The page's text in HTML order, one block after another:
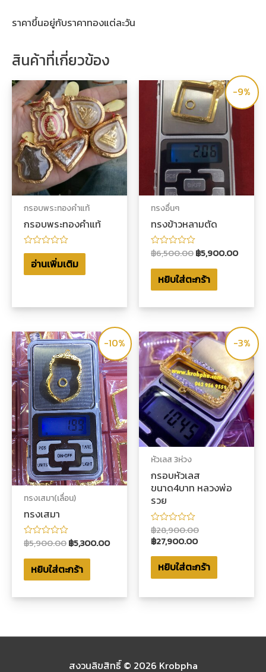
ราคาขึ้นอยู่กับราคาทองแต่ละวัน
สินค้าที่เกี่ยวข้อง
กรอบพระทองคำแท้
กรอบพระทองคำแท้
ให้
คะแนน
ตั้งแต่
อ่านเพิ่มเติม
-9%
ทรงอื่นๆ
ทรงข้าวหลามตัด
ให้
0
ตั้งแต่
฿6,500.00฿5,900.00
หยิบใส่ตะกร้า
-10%
ทรงเสมา(เลื่อน)
ทรงเสมา
ให้
0
ตั้งแต่
฿5,900.00฿5,300.00
หยิบใส่ตะกร้า
-3%
หัวเลส 3ห่วง
กรอบหัวเลส
ขนาด4บาท หลวงพ่อ
รวย
ให้
คะแนน
0
คะแนน
฿28,900.00
฿27,900.00
หยิบใส่ตะกร้า
สงวนลิขสิทธิ์ © 2026 Krobpha